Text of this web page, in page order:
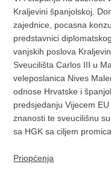
Kraljevini španjolskoj.
zajednice, pocasna
predstavnici
vanjskih poslova
Sveucilišta Carlos III u
veleposlanica Nives
odnose Hrvatske i
predsjedanju Vijecem
znanosti te sveucilišnu
sa HGK sa ciljem
Priopćenja